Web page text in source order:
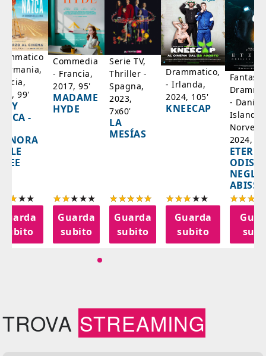
99'
-
subito
Commedia
- Francia,
2017, 95'
MADAME
HYDE
Guarda
subito
Serie TV,
Thriller -
Spagna,
2023,
7x60'
LA
MESÍAS
Guarda
subito
Drammatico,
- Irlanda,
2024, 105'
KNEECAP
Guarda
subito
-
Islanda,
2024,
NEGLI
ABISSI
TROVA STREAMING